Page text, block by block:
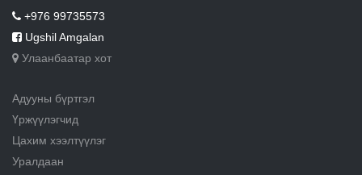
+976 99735573
Ugshil Amgalan
Улаанбаатар хот
Адууны бүртгэл
Үржүүлэгчид
Цахим хээлтүүлэг
Уралдаан